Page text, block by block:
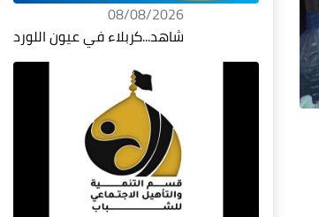
08/08/2026
شاهد...كربلاء في عيون اللورد